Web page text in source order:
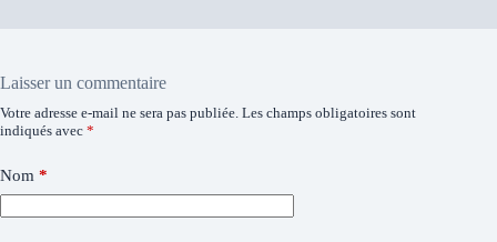
Laisser un commentaire
Votre adresse e-mail ne sera pas publiée. Les champs obligatoires sont
indiqués avec *
Nom *